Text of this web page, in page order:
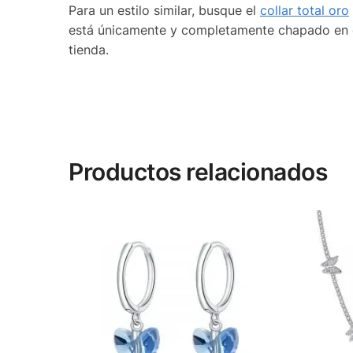
Para un estilo similar, busque elcollar total oro
está únicamente y completamente chapado
tienda.
Productos relacionados